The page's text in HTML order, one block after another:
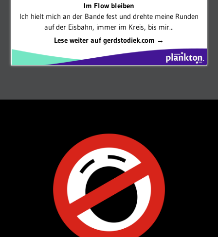
Im Flow bleiben
Ich hielt mich an der Bande fest und drehte meine Runden
auf der Eisbahn, immer im Kreis, bis mir...
Lese weiter auf gerdstodiek.com →